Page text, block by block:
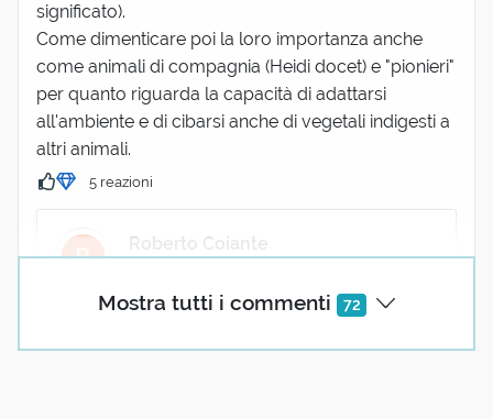
Mostra tutti i commenti 72
significato).
Come dimenticare poi la loro importanza anche
come animali di compagnia (Heidi docet) e "pionieri"
per quanto riguarda la capacità di adattarsi
all'ambiente e di cibarsi anche di vegetali indigesti a
altri animali.
5 reazioni
Roberto Coiante
Bravo Stefano mi hai simpaticamente